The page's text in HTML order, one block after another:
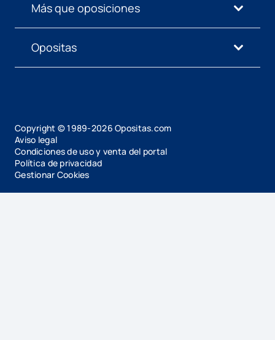
Más que oposiciones
Opositas
Copyright © 1989-2026 Opositas.com
Aviso legal
Condiciones de uso y venta del portal
Política de privacidad
Gestionar Cookies